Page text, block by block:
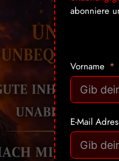
abonniere
Vorname
E-Mail